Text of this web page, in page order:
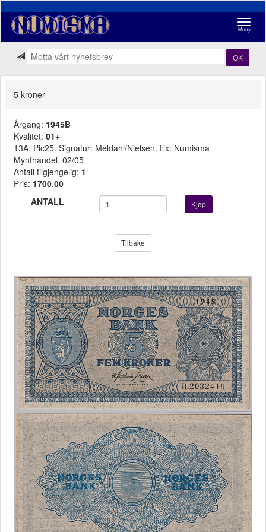
Meny
OK
5 kroner
Årgang: 1945B
Kvalitet: 01+
13A. Pic25. Signatur: Meldahl/Nielsen. Ex: Numisma
Mynthandel, 02/05
Antall tilgjengelig: 1
Pris: 1700.00
ANTALL
Kjøp
Tilbake